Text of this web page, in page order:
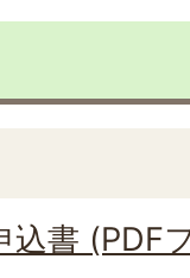
込書 (PDF